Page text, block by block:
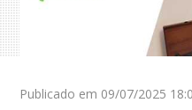
Publicado em 09/07/2025